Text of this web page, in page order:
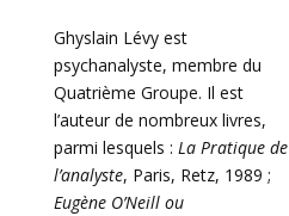
Ghyslain Lévy est
psychanalyste, membre du
Quatrième Groupe. Il est
l’auteur de nombreux livres,
parmi lesquels : La Pratique de
l’analyste, Paris, Retz, 1989 ;
Eugène O’Neill ou